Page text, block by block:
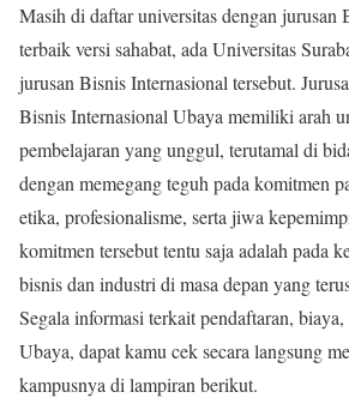
Masih di daftar universitas dengan jurusan
terbaik versi sahabat, ada Universitas
jurusan Bisnis Internasional tersebut.
Bisnis Internasional Ubaya memiliki arah
pembelajaran yang unggul, terutamal di
dengan memegang teguh pada komitmen
etika, profesionalisme, serta jiwa
komitmen tersebut tentu saja adalah pada
bisnis dan industri di masa depan yang
Segala informasi terkait pendaftaran,
Ubaya, dapat kamu cek secara langsung
kampusnya di lampiran berikut.